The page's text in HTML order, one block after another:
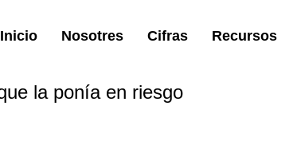
Inicio Nosotres Cifras Recursos
la ponía en riesgo